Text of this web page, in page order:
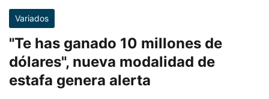
Variados
"Te has ganado 10 millones de
dólares", nueva modalidad de
estafa genera alerta